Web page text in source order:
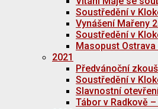
Soustředění v
Vynášení Mařeny
Soustředění v
Masopust Ostrava
2021
Předvánoční
Soustředění v
Slavnostní
Tábor v Radkově